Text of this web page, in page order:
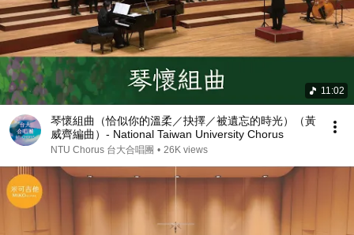
11:02
琴懷組曲（恰似你的溫柔／抉擇／被遺忘的時光）（黃
威齊編曲）- National Taiwan University Chorus
NTU Chorus 台大合唱團 • 26K views